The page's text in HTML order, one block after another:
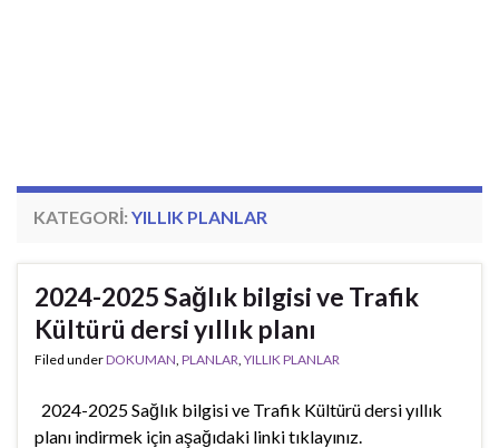
KATEGORI: YILLIK PLANLAR
2024-2025 Sağlık bilgisi ve Trafik
Kültürü dersi yıllık planı
Filed underDOKUMAN PLANLAR YILLIK PLANLAR
2024-2025 Sağlık bilgisi ve Trafik Kültürü dersi yıllık
planı indirmek için aşağıdaki linki tıklayınız.